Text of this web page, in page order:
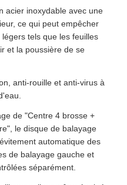
acier inoxydable avec une
ce qui peut empêcher
tels que les feuilles
et la poussière de se
anti-rouille et anti-virus à
de "Centre 4 brosse +
le disque de balayage
automatique des
de balayage gauche et
séparément.